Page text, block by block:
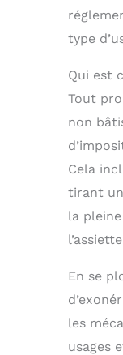
type
Qui est
Tout
non
Cela
tirant
la
En se
les
usages